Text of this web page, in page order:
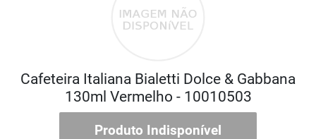
Cafeteira Italiana Bialetti Dolce & Gabbana
130ml Vermelho - 10010503
Produto Indisponível